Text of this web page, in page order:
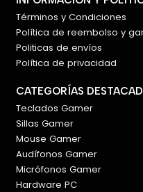
Términos y Condiciones
Política de reembolso y
Politicas de envíos
Política de privacidad
CATEGORÍAS
Teclados Gamer
Sillas Gamer
Mouse Gamer
Audífonos Gamer
Micrófonos Gamer
Hardware PC